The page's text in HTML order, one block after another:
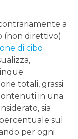
a
(non direttivo)
di cibo
totali, grassi
in una
sia
sul
per ogni